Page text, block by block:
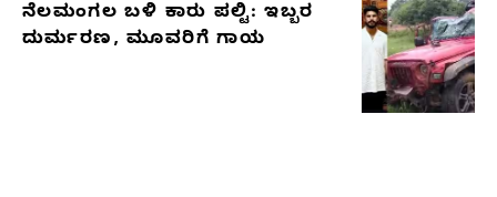
ನೆಲಮಂಗಲ ಬಳಿ ಕಾರು ಪಲ್ಟಿ: ಇಬ್ಬರ
ದುರ್ಮರಣ, ಮೂವರಿಗೆ ಗಾಯ